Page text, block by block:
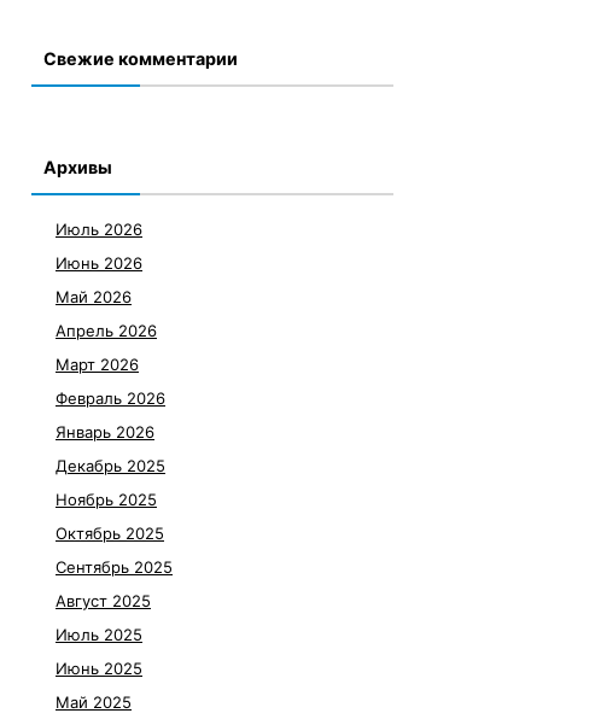
Свежие комментарии
Архивы
Июль 2026
Июнь 2026
Май 2026
Апрель 2026
Март 2026
Февраль 2026
Январь 2026
Декабрь 2025
Ноябрь 2025
Октябрь 2025
Сентябрь 2025
Август 2025
Июль 2025
Июнь 2025
Май 2025